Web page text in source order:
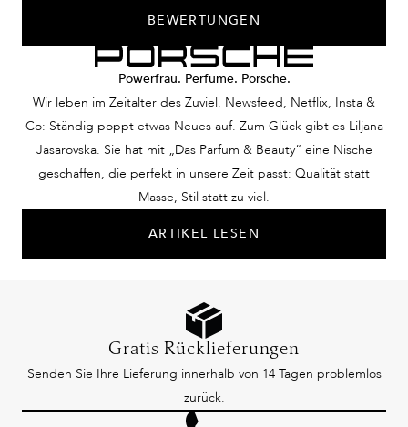
BEWERTUNGEN
Powerfrau. Perfume. Porsche.
Wir leben im Zeitalter des Zuviel. Newsfeed, Netflix, Insta &
Co: Ständig poppt etwas Neues auf. Zum Glück gibt es Liljana
Jasarovska. Sie hat mit „Das Parfum & Beauty“ eine Nische
geschaffen, die perfekt in unsere Zeit passt: Qualität statt
Masse, Stil statt zu viel.
ARTIKEL LESEN
Gratis Rücklieferungen
Senden Sie Ihre Lieferung innerhalb von 14 Tagen problemlos
zurück.